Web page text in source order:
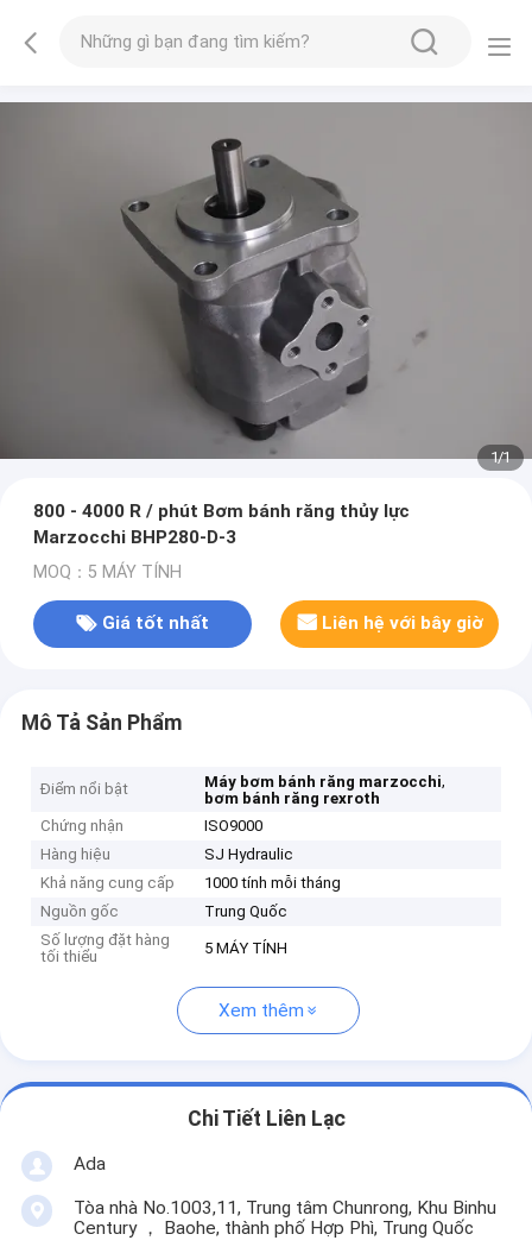
1/1
800 - 4000 R / phút Bơm bánh răng thủy lực
Marzocchi BHP280-D-3
MOQ：5 MÁY TÍNH
Giá tốt nhất Liên hệ với bây giờ
Mô Tả Sản Phẩm
Điểm nổi bật Máy bơm bánh răng marzocchi,
bơm bánh răng rexroth
Chứng nhận
ISO9000
Hàng hiệu
SJ Hydraulic
Khả năng cung cấp
1000 tính mỗi tháng
Nguồn gốc
Trung Quốc
Số lượng đặt hàng
tối thiểu
5 MÁY TÍNH
Xem thêm
Chi Tiết Liên Lạc
Ada
Tòa nhà No.1003,11, Trung tâm Chunrong, Khu Binhu
Century ， Baohe, thành phố Hợp Phì, Trung Quốc